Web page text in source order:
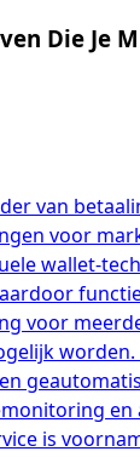
Die Je
van
voor
wallet-
voor
en
is